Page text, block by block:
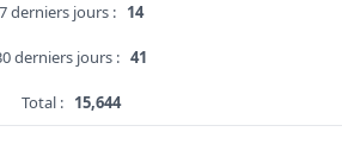
7 derniers jours : 14
derniers jours : 41
Total : 15,644